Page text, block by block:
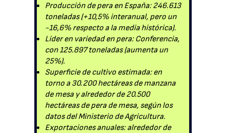
Producción de pera en España: 246.613
toneladas (+10,5% interanual, pero un
-16,6% respecto a la media histórica).
Líder en variedad en pera: Conferencia,
con 125.897 toneladas (aumenta un
25%).
Superficie de cultivo estimada: en
torno a 30.200 hectáreas de manzana
de mesa y alrededor de 20.500
hectáreas de pera de mesa, según los
datos del Ministerio de Agricultura.
Exportaciones anuales: alrededor de